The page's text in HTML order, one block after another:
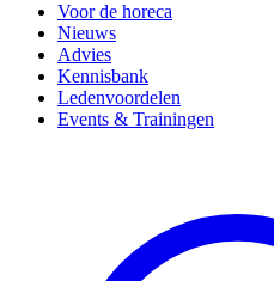
Voor de horeca
Nieuws
Advies
Kennisbank
Ledenvoordelen
Events & Trainingen